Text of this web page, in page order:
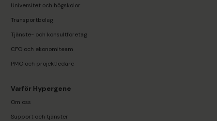
Universitet och högskolor
Transportbolag
Tjänste- och konsultföretag
CFO och ekonomiteam
PMO och projektledare
Varför Hypergene
Om oss
Support och tjänster